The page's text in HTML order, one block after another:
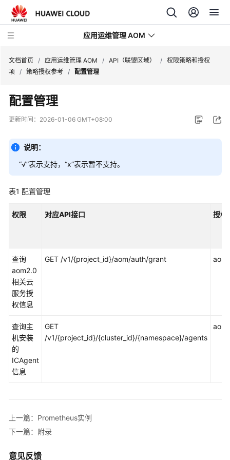
应用运维管理 AOM
最
新
动
产
品
费
快
速
入
门
用
户
南
践
API
文档首页 / 应用运维管理 AOM / API（联盟区域） / 权限策略和授权
项 / 策略授权参考 / 配置管理
配置管理
更新时间： 2026-01-06 GMT+08:00
说明：
“√”表示支持，“x”表示暂不支持。
表1 配置管理
权限 对应API接口 授权
查询
aom2.0
相关云
服务授
权信息
GET /v1/{project_id}/aom/auth/grant
查询主
机安装
的
ICAgent
信息
GET
/v1/{project_id}/{cluster_id}/{namespace}/agents
上一篇：Prometheus实例
下一篇：附录
意见反馈